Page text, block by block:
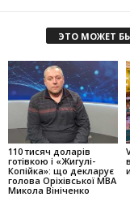
ЭТО МОЖЕТ
110 тисяч доларів
готівкою і «Жигулі-
Копійка»: що декларує
голова Оріхівської МВА
Микола Вініченко